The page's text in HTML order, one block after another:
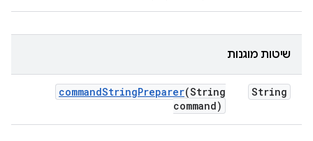
שיטות מוגנות
String
commandStringPreparer(String
command)